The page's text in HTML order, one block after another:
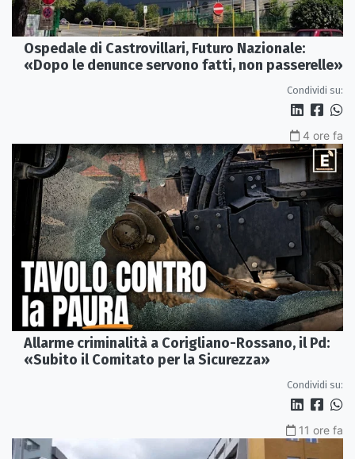
Ospedale di Castrovillari, Futuro Nazionale:
«Dopo le denunce servono fatti, non passerelle»
Condividi su:
4 ore fa
Allarme criminalità a Corigliano-Rossano, il Pd:
«Subito il Comitato per la Sicurezza»
Condividi su:
11 ore fa